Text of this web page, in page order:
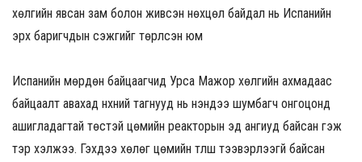
хөлгийн явсан зам болон живсэн нөхцөл байдал нь Испанийн
эрх баригчдын сэжгийг төрүүлсэн юм
Испанийн мөрдөн байцаагчид Урса Мажор хөлгийн ахмадаас
байцаалт авахад нүхний тагнууд нь үнэндээ шумбагч онгоцонд
ашигладагтай төстэй цөмийн реакторын эд ангиуд байсан гэж
тэр хэлжээ. Гэхдээ хөлөг цөмийн түлш тээвэрлээгүй байсан